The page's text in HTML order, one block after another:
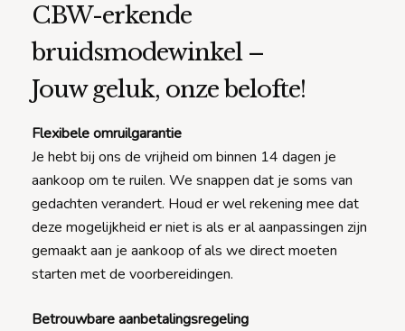
CBW-erkende
bruidsmodewinkel –
Jouw geluk, onze belofte!
Flexibele omruilgarantie
Je hebt bij ons de vrijheid om binnen 14 dagen je
aankoop om te ruilen. We snappen dat je soms van
gedachten verandert. Houd er wel rekening mee dat
deze mogelijkheid er niet is als er al aanpassingen zijn
gemaakt aan je aankoop of als we direct moeten
starten met de voorbereidingen.
Betrouwbare aanbetalingsregeling